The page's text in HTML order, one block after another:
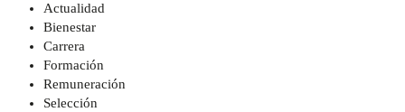
Actualidad
Bienestar
Carrera
Formación
Remuneración
Selección